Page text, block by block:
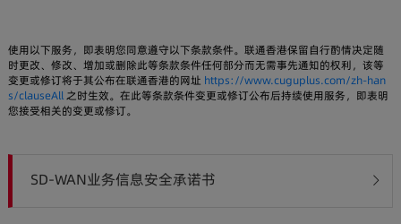
使用以下服务，即表明您同意遵守以下条款条件。联通香港保留自行酌情决定随
时更改、修改、增加或删除此等条款条件任何部分而无需事先通知的权利，该等
变更或修订将于其公布在联通香港的网址 https://www.cuguplus.com/zh-han
s/clauseAll之时生效。在此等条款条件变更或修订公布后持续使用服务，即表明
您接受相关的变更或修订。
SD-WAN业务信息安全承诺书